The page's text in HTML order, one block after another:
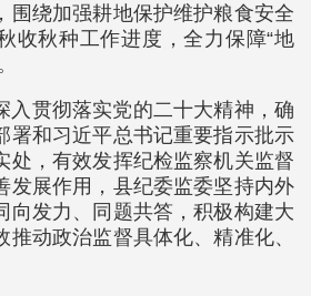
围绕加强耕地保护维护粮食安全
收秋种工作进度，全力保障“地
入贯彻落实党的二十大精神，确
署和习近平总书记重要指示批示
处，有效发挥纪检监察机关监督
发展作用，县纪委监委坚持内外
向发力、同题共答，积极构建大
推动政治监督具体化、精准化、